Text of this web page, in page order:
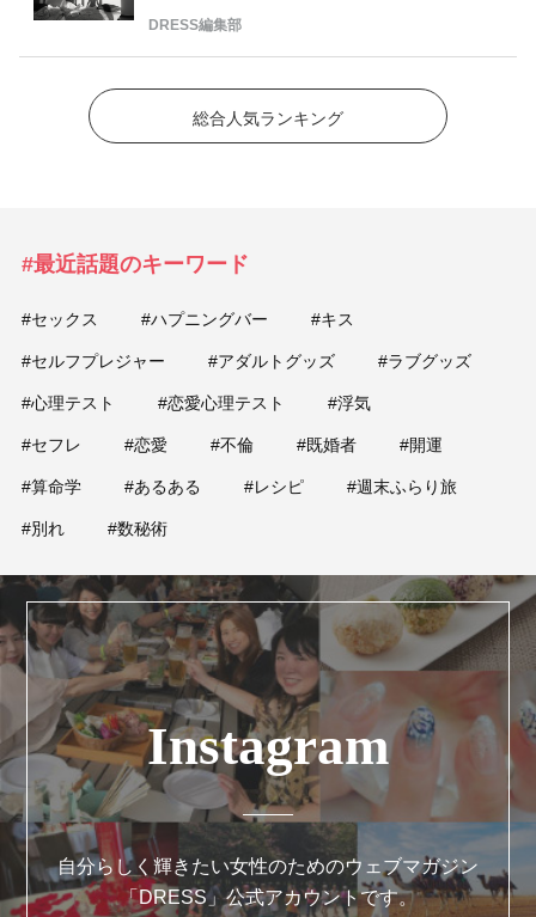
DRESS編集部
総合人気ランキング
#最近話題のキーワード
#セックス #ハプニングバー #キス
#セルフプレジャー #アダルトグッズ #ラブグッズ
#心理テスト #恋愛心理テスト #浮気
#セフレ #恋愛 #不倫 #既婚者 #開運
#算命学 #あるある #レシピ #週末ふらり旅
#別れ #数秘術
Instagram
自分らしく輝きたい女性のためのウェブマガジン
「DRESS」公式アカウントです。